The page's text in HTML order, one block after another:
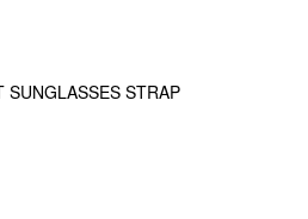
SUNGLASSES STRAP